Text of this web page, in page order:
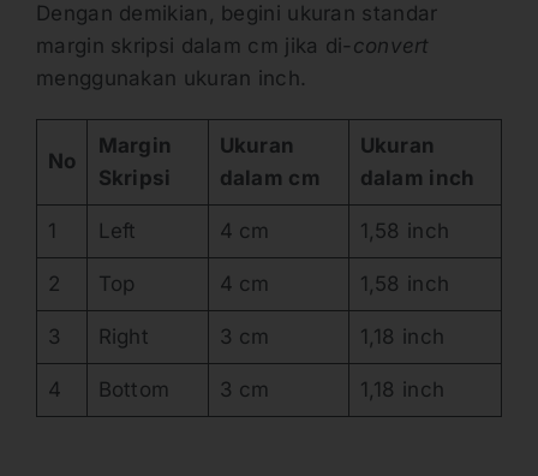
Dengan demikian, begini ukuran standar
margin skripsi dalam cm jika di- convert
menggunakan ukuran inch.
No
Margin
Skripsi
Ukuran
dalam cm
Ukuran
dalam inch
1 Left 4 cm 1,58 inch
2 Top 4 cm 1,58 inch
3 Right 3 cm 1,18 inch
4 Bottom 3 cm 1,18 inch